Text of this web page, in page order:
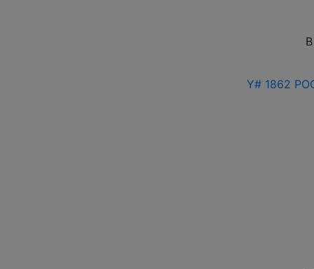
Y# 1862